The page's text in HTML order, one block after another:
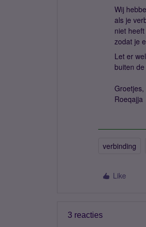
Wij
als je
niet
zodat je
Let er
buiten
Groetjes,
Roeqajja
verbinding
Like
3 reacties